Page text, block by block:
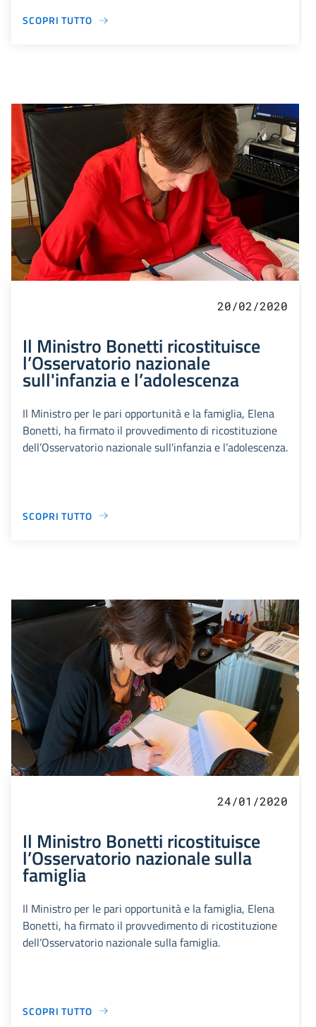
SCOPRI TUTTO
20/02/2020
Il Ministro Bonetti ricostituisce
l’Osservatorio nazionale
sull'infanzia e l’adolescenza
Il Ministro per le pari opportunità e la famiglia, Elena
Bonetti, ha firmato il provvedimento di ricostituzione
dell’Osservatorio nazionale sull'infanzia e l’adolescenza.
SCOPRI TUTTO
24/01/2020
Il Ministro Bonetti ricostituisce
l’Osservatorio nazionale sulla
famiglia
Il Ministro per le pari opportunità e la famiglia, Elena
Bonetti, ha firmato il provvedimento di ricostituzione
dell’Osservatorio nazionale sulla famiglia.
SCOPRI TUTTO